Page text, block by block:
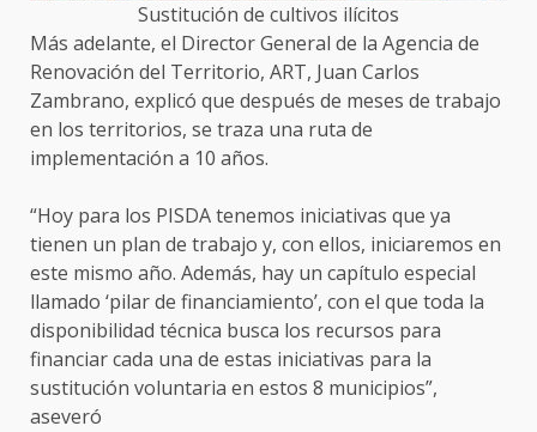
Sustitución de cultivos ilícitos
Más adelante, el Director General de la Agencia de
Renovación del Territorio, ART, Juan Carlos
Zambrano, explicó que después de meses de trabajo
en los territorios, se traza una ruta de
implementación a 10 años.
“Hoy para los PISDA tenemos iniciativas que ya
tienen un plan de trabajo y, con ellos, iniciaremos en
este mismo año. Además, hay un capítulo especial
llamado ‘pilar de financiamiento’, con el que toda la
disponibilidad técnica busca los recursos para
financiar cada una de estas iniciativas para la
sustitución voluntaria en estos 8 municipios”,
aseveró